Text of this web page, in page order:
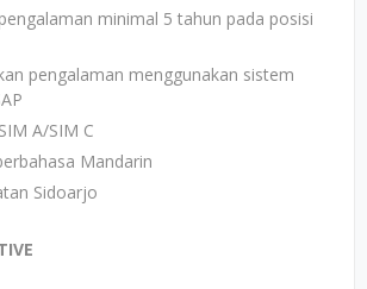
minimal 5 tahun pada posisi
pengalaman menggunakan sistem
A/SIM C
Mandarin
Sidoarjo